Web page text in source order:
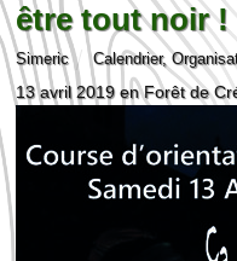
être tout noir !
Simeric Calendrier,
13 avril 2019 en Forêt de